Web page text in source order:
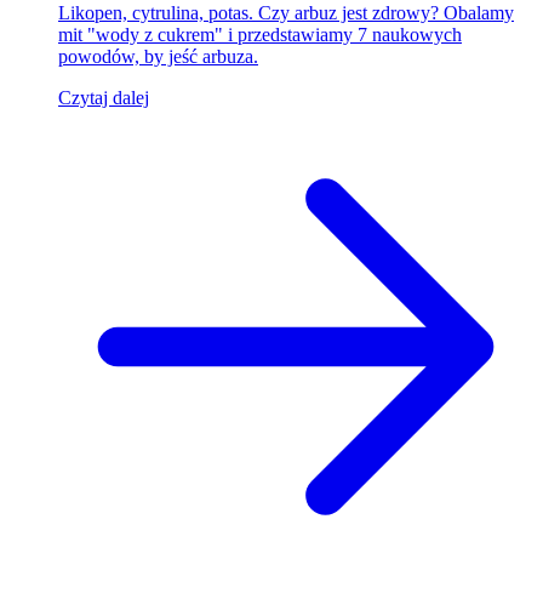
Likopen, cytrulina, potas. Czy arbuz jest zdrowy? Obalamy
mit "wody z cukrem" i przedstawiamy 7 naukowych
powodów, by jeść arbuza.
Czytaj dalej